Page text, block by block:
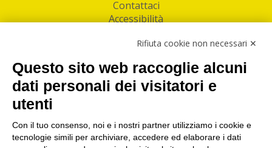
Contattaci
Accessibilità
Facebook
Linkedin
I nostri punti di ritiro e spedizione pacchi nelle
maggiori città italiane
Torino|Milano|Roma|Bologna|Firenze| Genova
Rifiuta cookie non necessari ✕
Questo sito web raccoglie alcuni
dati personali dei visitatori e
utenti
Con il tuo consenso, noi e i nostri partner utilizziamo i cookie e
tecnologie simili per archiviare, accedere ed elaborare i dati